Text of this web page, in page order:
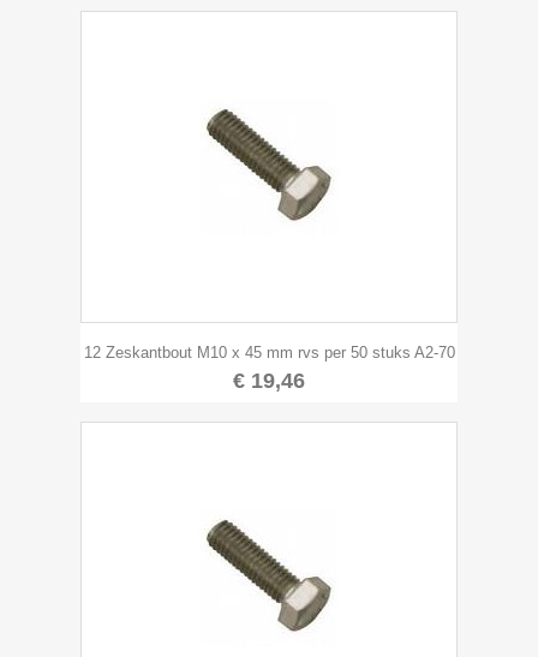
12 Zeskantbout M10 x 45 mm rvs per 50 stuks A2-70
€ 19,46